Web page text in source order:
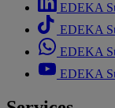
EDEKA
EDEKA
EDEKA
EDEKA